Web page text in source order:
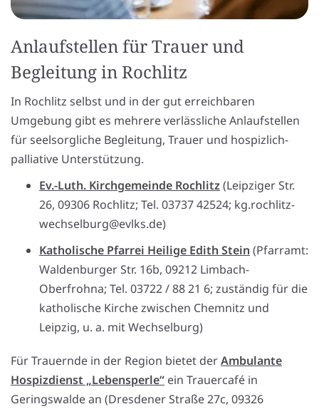
Anlaufstellen für Trauer und
Begleitung in Rochlitz
In Rochlitz selbst und in der gut erreichbaren
Umgebung gibt es mehrere verlässliche Anlaufstellen
für seelsorgliche Begleitung, Trauer und hospizlich-
palliative Unterstützung.
Ev.-Luth. Kirchgemeinde Rochlitz(Leipziger Str.
26, 09306 Rochlitz; Tel. 03737 42524; kg.rochlitz-
wechselburg@evlks.de)
Katholische Pfarrei Heilige Edith Stein (Pfarramt:
Waldenburger Str. 16b, 09212 Limbach-
Oberfrohna; Tel. 03722 / 88 21 6; zuständig für die
katholische Kirche zwischen Chemnitz und
Leipzig, u. a. mit Wechselburg)
Für Trauernde in der Region bietet derAmbulante
Hospizdienst „Lebensperle“ ein Trauercafé in
Geringswalde an (Dresdener Straße 27c, 09326